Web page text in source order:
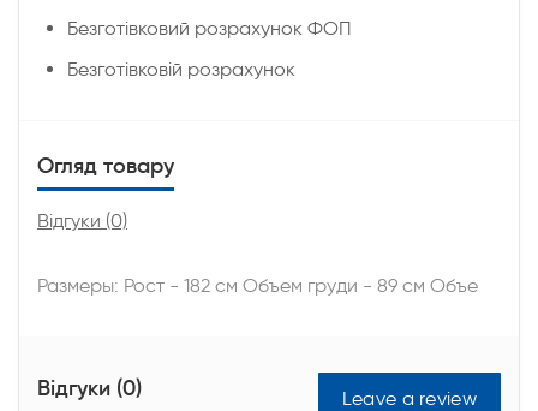
Безготівковий розрахунок ФОП
Безготівковій розрахунок
Огляд товару
Відгуки (0)
Размеры: Рост - 182 см Объем груди - 89 см Объе
Відгуки (0) Leave a review